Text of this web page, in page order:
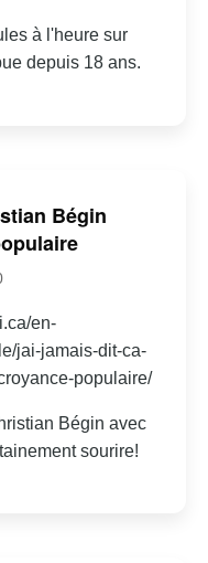
à l'heure sur
depuis 18 ans.
Bégin
en-
jai-jamais-dit-ca-
populaire/
Bégin avec
sourire!